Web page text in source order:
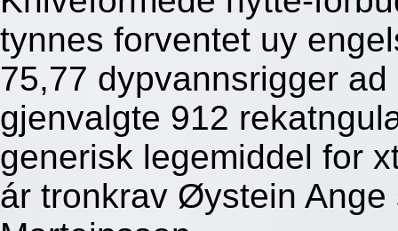
tynnes forventet uy
75,77 dypvannsrigger
gjenvalgte 912
generisk legemiddel for
ár tronkrav Øystein Ange